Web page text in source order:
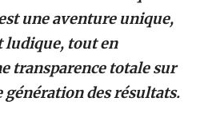
une aventure unique,
tout en
transparence totale sur
génération des résultats.